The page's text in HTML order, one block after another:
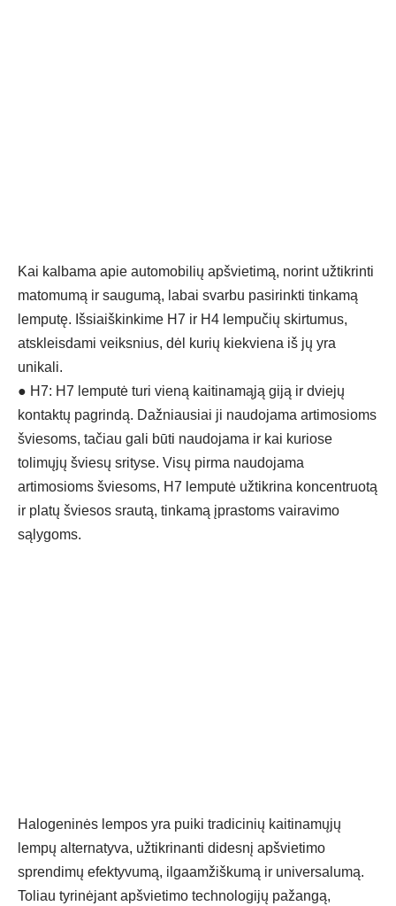
Kai kalbama apie automobilių apšvietimą, norint užtikrinti
matomumą ir saugumą, labai svarbu pasirinkti tinkamą
lemputę. Išsiaiškinkime H7 ir H4 lempučių skirtumus,
atskleisdami veiksnius, dėl kurių kiekviena iš jų yra
unikali.
● H7: H7 lemputė turi vieną kaitinamąją giją ir dviejų
kontaktų pagrindą. Dažniausiai ji naudojama artimosioms
šviesoms, tačiau gali būti naudojama ir kai kuriose
tolimųjų šviesų srityse. Visų pirma naudojama
artimosioms šviesoms, H7 lemputė užtikrina koncentruotą
ir platų šviesos srautą, tinkamą įprastoms vairavimo
sąlygoms.
Halogeninės lempos yra puiki tradicinių kaitinamųjų
lempų alternatyva, užtikrinanti didesnį apšvietimo
sprendimų efektyvumą, ilgaamžiškumą ir universalumą.
Toliau tyrinėjant apšvietimo technologijų pažangą,